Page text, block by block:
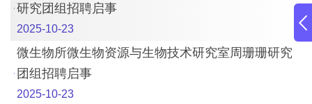
研究团组招聘启事
2025-10-23
微生物所微生物资源与生物技术研究室周珊珊研究
团组招聘启事
2025-10-23